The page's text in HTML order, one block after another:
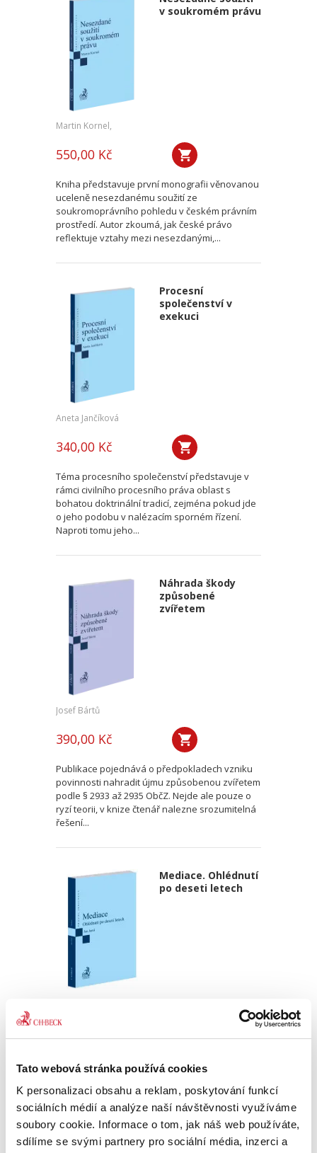
Tato webová stránka používá cookies
K personalizaci obsahu a reklam, poskytování funkcí
sociálních médií a analýze naší návštěvnosti využíváme
soubory cookie. Informace o tom, jak náš web používáte,
sdílíme se svými partnery pro sociální média, inzerci a
v soukromém právu
Martin Kornel,
550,00 Kč
Kniha představuje první monografii věnovanou
uceleně nesezdanému soužití ze
soukromoprávního pohledu v českém právním
prostředí. Autor zkoumá, jak české právo
reflektuje vztahy mezi nesezdanými,...
Procesní
společenství v
exekuci
Aneta Jančíková
340,00 Kč
Téma procesního společenství představuje v
rámci civilního procesního práva oblast s
bohatou doktrinální tradicí, zejména pokud jde
o jeho podobu v nalézacím sporném řízení.
Naproti tomu jeho...
Náhrada škody
způsobené
zvířetem
Josef Bártů
390,00 Kč
Publikace pojednává o předpokladech vzniku
povinnosti nahradit újmu způsobenou zvířetem
podle § 2933 až 2935 ObčZ. Nejde ale pouze o
ryzí teorii, v knize čtenář nalezne srozumitelná
řešení...
Mediace. Ohlédnutí
po deseti letech
470,00 Kč
Předkládaná kniha není typickou publikací o
české mediaci. Čtenář v ní nenalezne obvyklé
kapitoly věnující se historickému vývoji
mediace, jejímu začlenění mezi alternativními
způsoby řešení sporů,...